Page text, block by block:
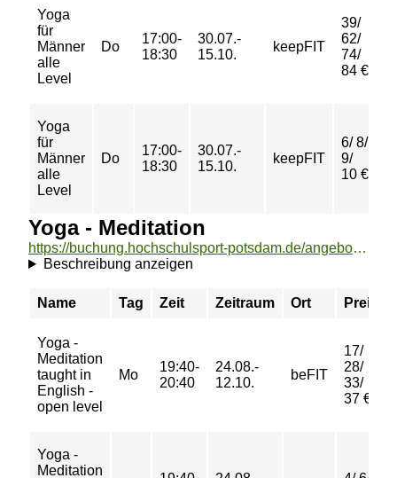
Yoga
für
Männer
alle
Level
Do
17:00-
18:30
30.07.-
15.10.
keepFIT
39/
62/
74/
84 €
Yoga
für
Männer
alle
Level
Do
17:00-
18:30
30.07.-
15.10.
keepFIT
6/ 8/
9/
10 €
Yoga - Meditation
https://buchung.hochschulsport-potsdam.de/angebote/aktueller_zeitraum/_Yoga_-_Meditation.html
Beschreibung anzeigen
Name Tag Zeit Zeitraum Ort Preis
Yoga -
Meditation
taught in
English -
open level
Mo
19:40-
20:40
24.08.-
12.10.
beFIT
17/
28/
33/
37 €
Yoga -
Meditation